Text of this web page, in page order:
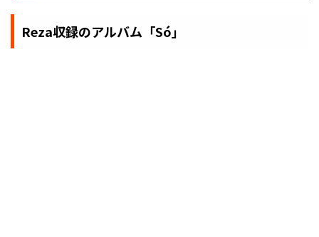
Reza収録のアルバム「Só」